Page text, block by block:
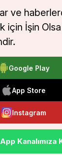
ve
için İşin
Google Play
App Store
Instagram
Kanalımıza